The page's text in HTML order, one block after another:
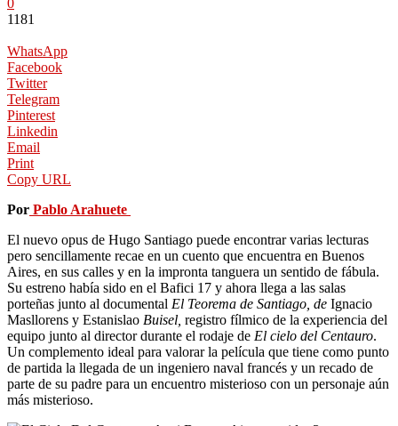
1181
WhatsApp
Facebook
Twitter
Telegram
Pinterest
Linkedin
Email
Print
Copy URL
Por Pablo Arahuete
El nuevo opus de Hugo Santiago puede encontrar varias lecturas
pero sencillamente recae en un cuento que encuentra en Buenos
Aires, en sus calles y en la impronta tanguera un sentido de fábula.
Su estreno había sido en el Bafici 17 y ahora llega a las salas
porteñas junto al documental El Teorema de Santiago, de Ignacio
Masllorens y Estanislao Buisel, registro fílmico de la experiencia del
equipo junto al director durante el rodaje de El cielo del Centauro.
Un complemento ideal para valorar la película que tiene como punto
de partida la llegada de un ingeniero naval francés y un recado de
parte de su padre para un encuentro misterioso con un personaje aún
más misterioso.